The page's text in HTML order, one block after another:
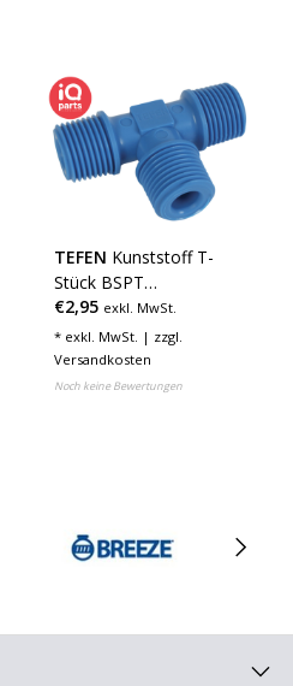
TEFEN Kunststoff T-
Stück BSPT
Aussengewinde
€2,95 exkl. MwSt.
* exkl. MwSt. | zzgl.
Versandkosten
Noch keine Bewertungen